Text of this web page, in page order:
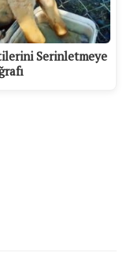
Serinletmeye